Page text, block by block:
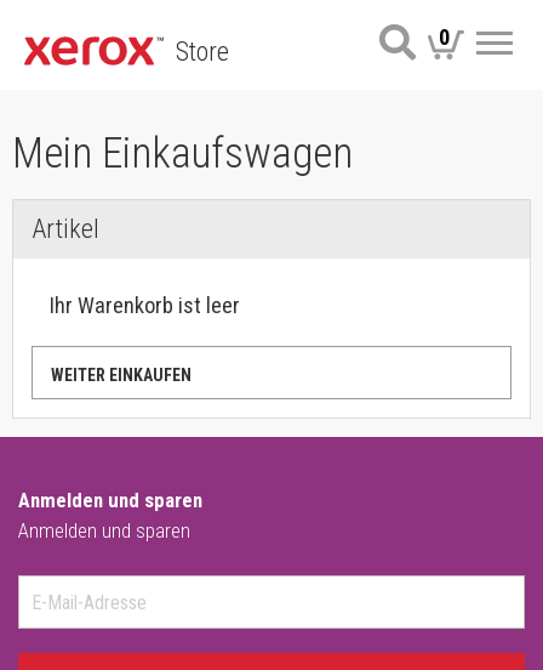
Store 0
Mein Einkaufswagen
Artikel
Ihr Warenkorb ist leer
WEITER EINKAUFEN
Anmelden und sparen
Anmelden und sparen